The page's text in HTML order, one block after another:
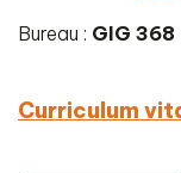
Bureau : GIG 368
Curriculum